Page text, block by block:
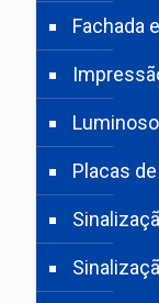
Fachada
Luminoso
Placas